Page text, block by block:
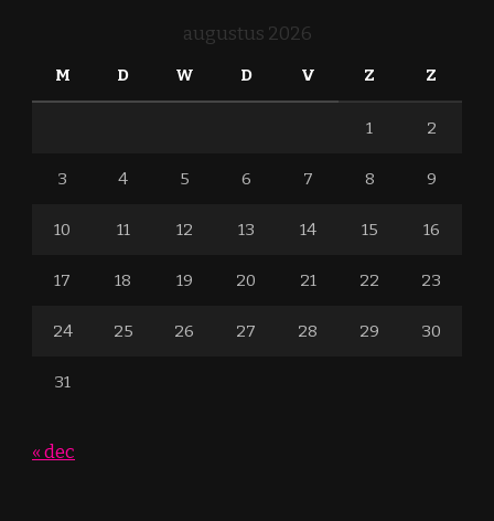
augustus 2026
M D W D V Z Z
1 2
3 4 5 6 7 8 9
10 11 12 13 14 15 16
17 18 19 20 21 22 23
24 25 26 27 28 29 30
31
« dec